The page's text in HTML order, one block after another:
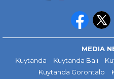
MEDIA
Kuytanda
Kuytanda Bali
Kuytanda Gorontalo